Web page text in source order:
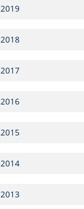
2019
2018
2017
2016
2015
2014
2013